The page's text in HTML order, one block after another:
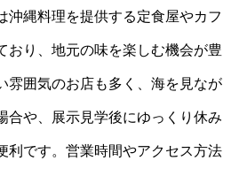
沖縄料理を提供する定食屋やカフ
おり、地元の味を楽しむ機会が豊
雰囲気のお店も多く、海を見なが
合や、展示見学後にゆっくり休み
利です。営業時間やアクセス方法